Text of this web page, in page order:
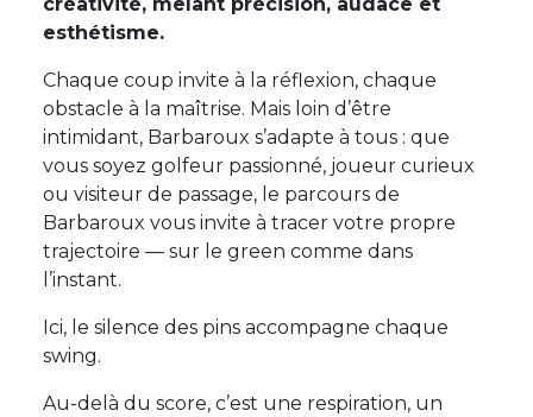
créativité, mêlant précision, audace et
esthétisme.
Chaque coup invite à la réflexion, chaque
obstacle à la maîtrise. Mais loin d’être
intimidant, Barbaroux s’adapte à tous : que
vous soyez golfeur passionné, joueur curieux
ou visiteur de passage, le parcours de
Barbaroux vous invite à tracer votre propre
trajectoire — sur le green comme dans
l’instant.
Ici, le silence des pins accompagne chaque
swing.
Au-delà du score, c’est une respiration, un